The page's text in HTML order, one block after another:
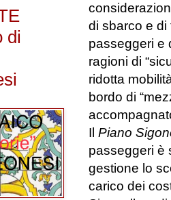
di sbarco e di
passeggeri e
ragioni di
ridotta
bordo di
Il Piano
passeggeri è
gestione lo
carico dei
di